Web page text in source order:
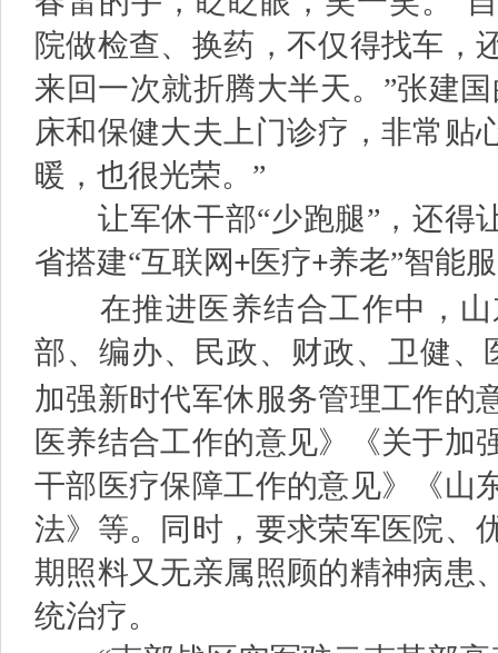
院做检查、换药，不仅得找车，
来回一次就折腾大半天。”张建
床和保健大夫上门诊疗，非常贴
暖，也很光荣。”
让军休干部“少跑腿”，还得
省搭建“互联网+医疗+养老”智能
在推进医养结合工作中，山
部、编办、民政、财政、卫健、
加强新时代军休服务管理工作的
医养结合工作的意见》《关于加
干部医疗保障工作的意见》《山
法》等。同时，要求荣军医院、
期照料又无亲属照顾的精神病患
统治疗。